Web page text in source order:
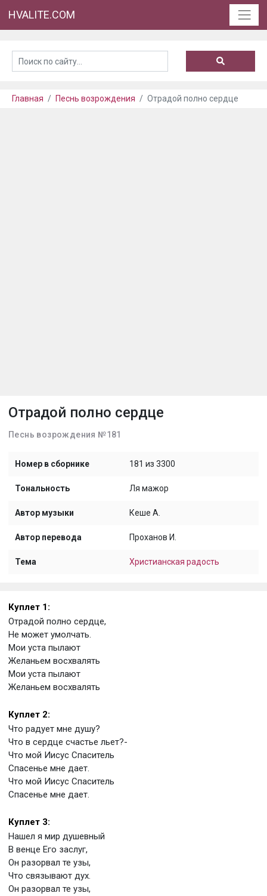
HVALITE.COM
Главная Песнь возрождения Отрадой полно сердце
Отрадой полно сердце
Песнь возрождения №181
Номер в сборнике 181 из 3300
Тональность Ля мажор
Автор музыки Кеше А.
Автор перевода Проханов И.
Тема Христианская радость
Куплет 1:
Отрадой полно сердце,
Не может умолчать.
Мои уста пылают
Желаньем восхвалять
Мои уста пылают
Желаньем восхвалять
Куплет 2:
Что радует мне душу?
Что в сердце счастье льет?-
Что мой Иисус Спаситель
Спасенье мне дает.
Что мой Иисус Спаситель
Спасенье мне дает.
Куплет 3:
Нашел я мир душевный
В венце Его заслуг,
Он разорвал те узы,
Что связывают дух.
Он разорвал те узы,